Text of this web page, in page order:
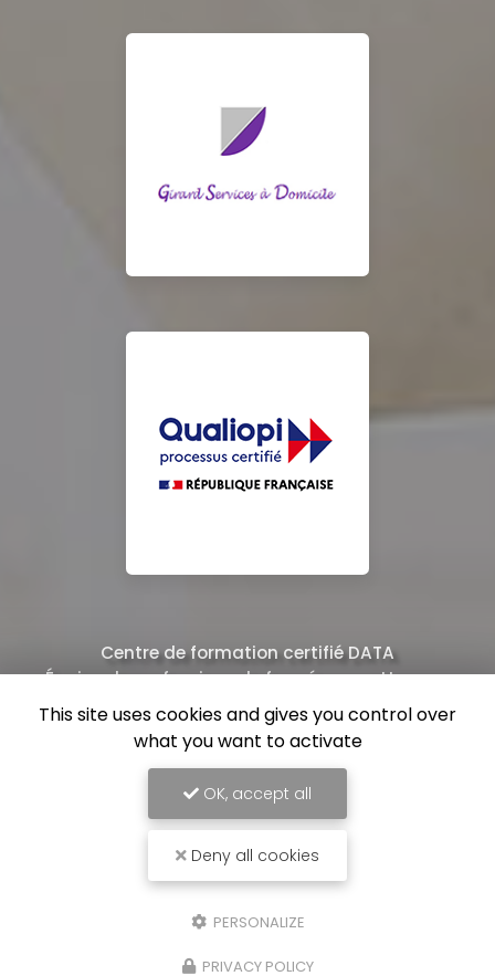
Centre de formation certifié DATA
Équipe de professionnels formés au nettoyage
This site uses cookies and gives you control over
what you want to activate
OK, accept all
Deny all cookies
PERSONALIZE
PRIVACY POLICY